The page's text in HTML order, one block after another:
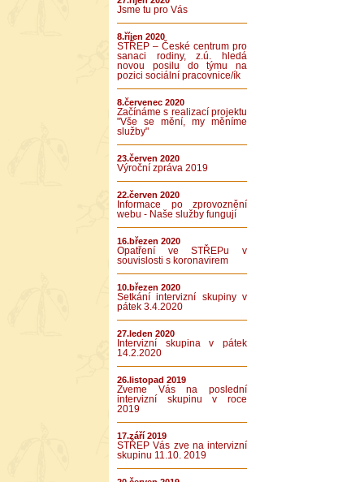
Jsme tu pro Vás
8.říjen 2020
STŘEP – České centrum pro
sanaci rodiny, z.ú. hledá
novou posilu do týmu na
pozici sociální pracovnice/ík
8.červenec 2020
Začínáme s realizací projektu
"Vše se mění, my měníme
služby"
23.červen 2020
Výroční zpráva 2019
22.červen 2020
Informace po zprovoznění
webu - Naše služby fungují
16.březen 2020
Opatření ve STŘEPu v
souvislosti s koronavirem
10.březen 2020
Setkání intervizní skupiny v
pátek 3.4.2020
27.leden 2020
Intervizní skupina v pátek
14.2.2020
26.listopad 2019
Zveme Vás na poslední
intervizní skupinu v roce
2019
17.září 2019
STŘEP Vás zve na intervizní
skupinu 11.10. 2019